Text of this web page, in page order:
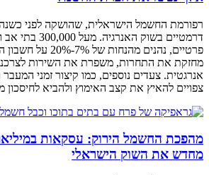
רפורמת החשמל הישראלית, שהושקה לפני כשנה,
דרמטיים בשוק
פרטיים, נהנים מהנחות
מחזקת את התחרות, משפרת את השירות
אנרגטית. צעדים נוספים, כמו קיצור זמני
צפויים להאיץ את קצב האימוץ ולהביא לחיסכון
מהפכת החשמל הירוק: עסקאות
מחדש את השוק הישראלי